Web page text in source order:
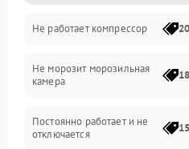
Электропитание
Дренаж
Не работает компрессор
Не морозит морозильная
камера
Постоянно работает и не
отключается